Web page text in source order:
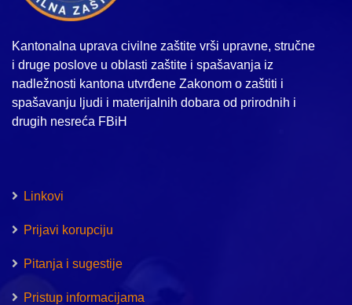
Kantonalna uprava civilne zaštite vrši upravne, stručne
i druge poslove u oblasti zaštite i spašavanja iz
nadležnosti kantona utvrđene Zakonom o zaštiti i
spašavanju ljudi i materijalnih dobara od prirodnih i
drugih nesreća FBiH
Linkovi
Prijavi korupciju
Pitanja i sugestije
Pristup informacijama